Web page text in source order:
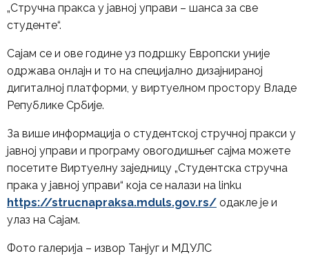
„Стручна пракса у јавној управи – шанса за све
студенте“.
Сајам се и ове године уз подршку Европски уније
одржава онлајн и то на специјално дизајнираној
дигиталној платформи, у виртуелном простору Владе
Републике Србије.
За више информација о студентској стручној пракси у
јавној управи и програму овогодишњег сајма можете
посетите Виртуелну заједницу „Студентска стручна
прака у јавној управи“ која се налази на linku
https://strucnapraksa.mduls.gov.rs/ одакле је и
улаз на Сајам.
Фото галерија – извор Тан‌југ и МДУЛС